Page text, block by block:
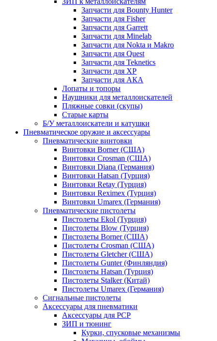
Запчасти для Bounty Hunter
Запчасти для Fisher
Запчасти для Garrett
Запчасти для Minelab
Запчасти для Nokta и Makro
Запчасти для Quest
Запчасти для Teknetics
Запчасти для XP
Запчасти для АКА
Лопаты и топоры
Наушники для металлоискателей
Пляжные совки (скупы)
Старые карты
Б/У металлоискатели и катушки
Пневматическое оружие и аксессуары
Пневматические винтовки
Винтовки Borner (США)
Винтовки Crosman (США)
Винтовки Diana (Германия)
Винтовки Hatsan (Турция)
Винтовки Retay (Турция)
Винтовки Reximex (Турция)
Винтовки Umarex (Германия)
Пневматические пистолеты
Пистолеты Ekol (Турция)
Пистолеты Blow (Турция)
Пистолеты Borner (США)
Пистолеты Crosman (США)
Пистолеты Gletcher (США)
Пистолеты Gunter (Финляндия)
Пистолеты Hatsan (Турция)
Пистолеты Stalker (Китай)
Пистолеты Umarex (Германия)
Сигнальные пистолеты
Аксессуары для пневматики
Аксессуары для PCP
ЗИП и тюнинг
Курки, спусковые механизмы